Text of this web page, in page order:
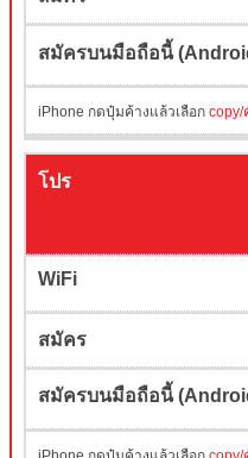
iPhone กดปุ๋มค้างแล้วเลือก